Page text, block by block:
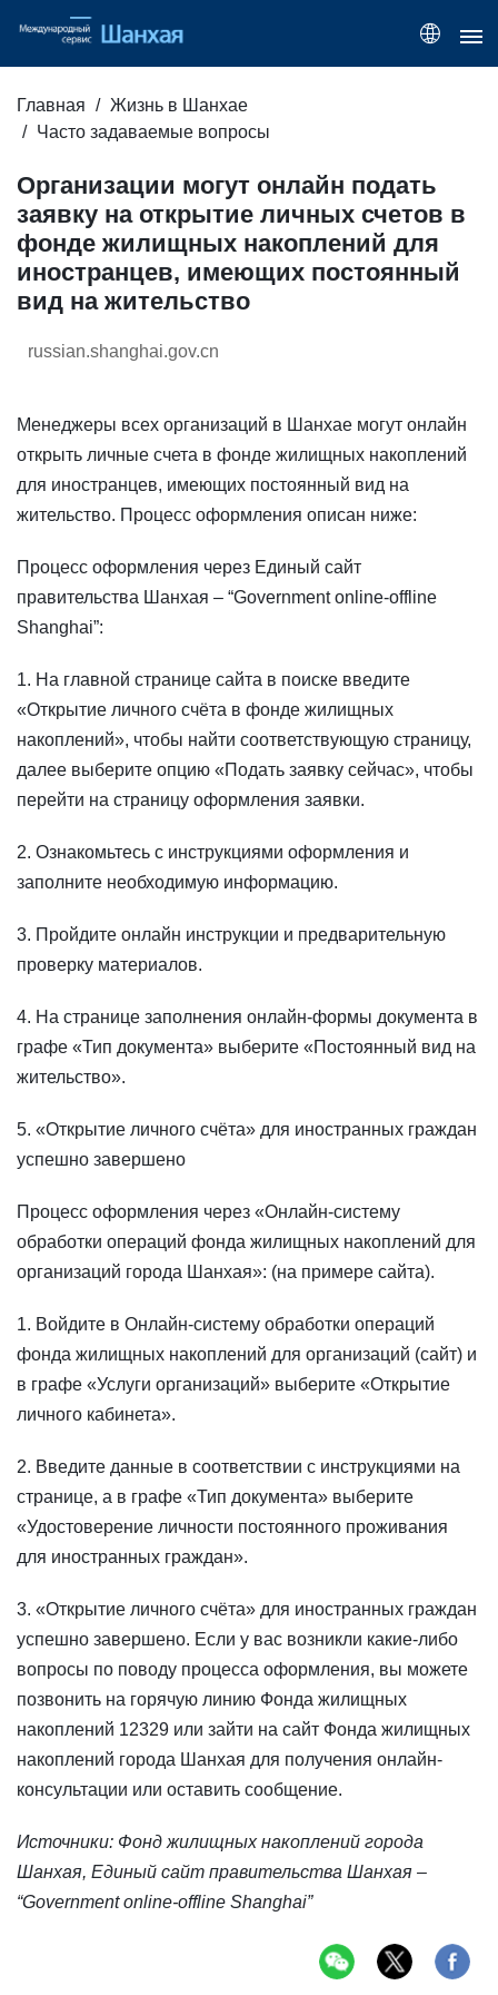
Главная
Жизнь в Шанхае
Часто задаваемые вопросы
Организации могут онлайн подать
заявку на открытие личных счетов в
фонде жилищных накоплений для
иностранцев, имеющих постоянный
вид на жительство
russian.shanghai.gov.cn
Менеджеры всех организаций в Шанхае могут онлайн
открыть личные счета в фонде жилищных накоплений
для иностранцев, имеющих постоянный вид на
жительство. Процесс оформления описан ниже:
Процесс оформления через Единый сайт
правительства Шанхая – “Government online-offline
Shanghai”:
1. На главной странице сайта в поиске введите
«Открытие личного счёта в фонде жилищных
накоплений», чтобы найти соответствующую страницу,
далее выберите опцию «Подать заявку сейчас», чтобы
перейти на страницу оформления заявки.
2. Ознакомьтесь с инструкциями оформления и
заполните необходимую информацию.
3. Пройдите онлайн инструкции и предварительную
проверку материалов.
4. На странице заполнения онлайн-формы документа в
графе «Тип документа» выберите «Постоянный вид на
жительство».
5. «Открытие личного счёта» для иностранных граждан
успешно завершено
Процесс оформления через «Онлайн-систему
обработки операций фонда жилищных накоплений для
организаций города Шанхая»: (на примере сайта).
1. Войдите в Онлайн-систему обработки операций
фонда жилищных накоплений для организаций (сайт) и
в графе «Услуги организаций» выберите «Открытие
личного кабинета».
2. Введите данные в соответствии с инструкциями на
странице, а в графе «Тип документа» выберите
«Удостоверение личности постоянного проживания
для иностранных граждан».
3. «Открытие личного счёта» для иностранных граждан
успешно завершено. Если у вас возникли какие-либо
вопросы по поводу процесса оформления, вы можете
позвонить на горячую линию Фонда жилищных
накоплений 12329 или зайти на сайт Фонда жилищных
накоплений города Шанхая для получения онлайн-
консультации или оставить сообщение.
Источники: Фонд жилищных накоплений города
Шанхая, Единый сайт правительства Шанхая –
“Government online-offline Shanghai”